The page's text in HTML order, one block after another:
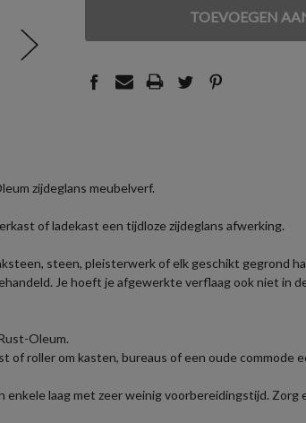
UNDEFINEDUNDEFINED
zijdeglans meubelverf.
of ladekast een tijdloze zijdeglans afwerking.
steen, pleisterwerk of elk geschikt gegrond
Je hoeft je afgewerkte verflaag ook niet in
Oleum.
roller om kasten, bureaus of een oude
laag met zeer weinig voorbereidingstijd. Zorg